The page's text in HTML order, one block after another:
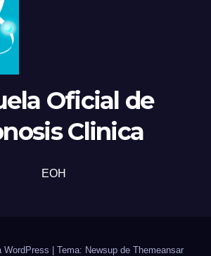
Oficial de
Clinica
EOH
WordPress | Tema: Newsup de Themeansar